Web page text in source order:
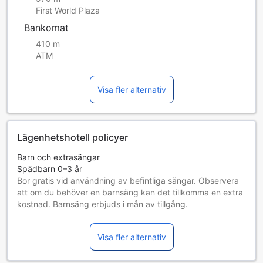
First World Plaza
Bankomat
410 m
ATM
Visa fler alternativ
Lägenhetshotell policyer
Barn och extrasängar
Spädbarn 0–3 år
Bor gratis vid användning av befintliga sängar. Observera
att om du behöver en barnsäng kan det tillkomma en extra
kostnad. Barnsäng erbjuds i mån av tillgång.
Måste använda en extrasäng
Gäster 12 år och äldre betraktas som vuxna
Tillgång av extrasängar beror på vilket rum du väljer. Var
Visa fler alternativ